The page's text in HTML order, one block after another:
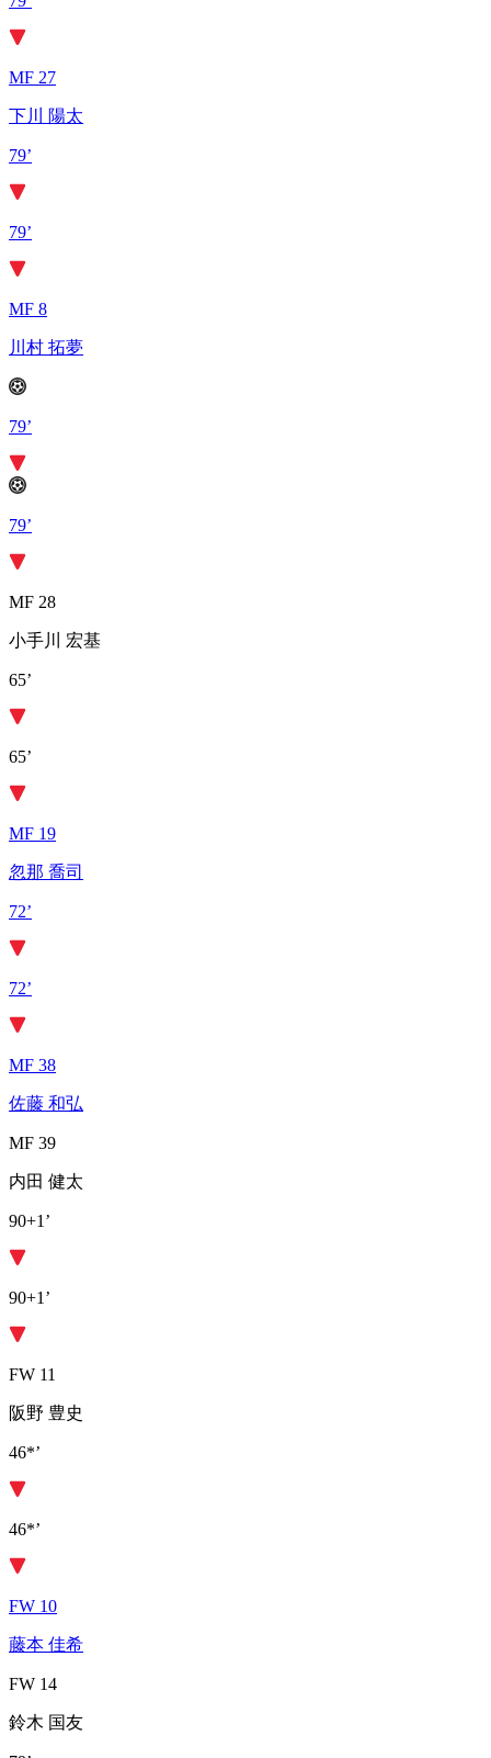
MF 27
下川 陽太
79’
79’
MF 8
川村 拓夢
79’
79’
MF 28
小手川 宏基
65’
65’
MF 19
忽那 喬司
72’
72’
MF 38
佐藤 和弘
MF 39
内田 健太
90+1’
90+1’
FW 11
阪野 豊史
46*’
46*’
FW 10
藤本 佳希
FW 14
鈴木 国友